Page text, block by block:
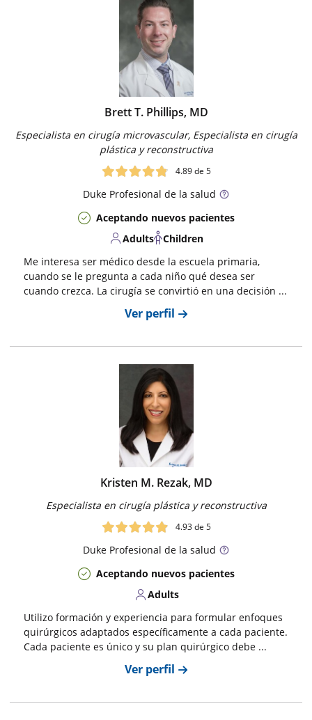
Brett T. Phillips, MD
Especialista en cirugía microvascular, Especialista en cirugía
plástica y reconstructiva
4.89de 5
Duke Profesional de la salud
Aceptando nuevos pacientes
Adults
Children
Me interesa ser médico desde la escuela primaria,
cuando se le pregunta a cada niño qué desea ser
cuando crezca. La cirugía se convirtió en una decisión ...
Ver perfil
Kristen M. Rezak, MD
Especialista en cirugía plástica y reconstructiva
4.93de 5
Duke Profesional de la salud
Aceptando nuevos pacientes
Adults
Utilizo formación y experiencia para formular enfoques
quirúrgicos adaptados específicamente a cada paciente.
Cada paciente es único y su plan quirúrgico debe ...
Ver perfil